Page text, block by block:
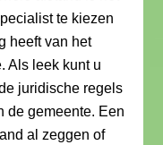
te kiezen
heeft van het
Als leek kunt u
juridische regels
de gemeente. Een
al zeggen of